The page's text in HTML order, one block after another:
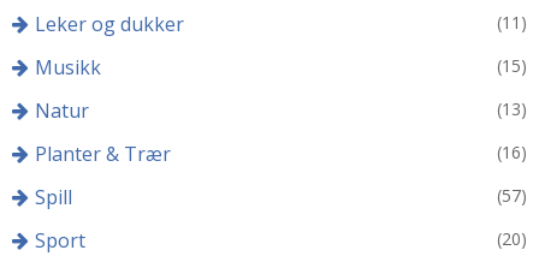
Leker og dukker (11)
Musikk (15)
Natur (13)
Planter & Trær (16)
Spill (57)
Sport (20)